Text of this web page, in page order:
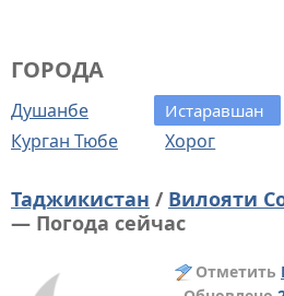
ГОРОДА
Душанбе Истаравшан
Курган Тюбе
Хорог
Таджикистан / Вилояти
— Погода сейчас
Отметить